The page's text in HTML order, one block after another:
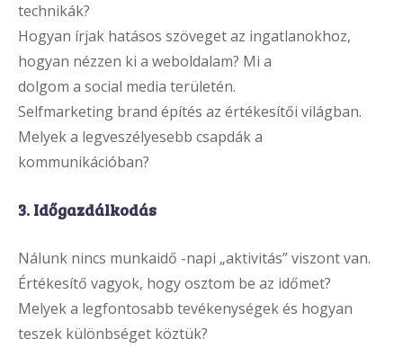
technikák?
Hogyan írjak hatásos szöveget az ingatlanokhoz,
hogyan nézzen ki a weboldalam? Mi a
dolgom a social media területén.
Selfmarketing brand építés az értékesítői világban.
Melyek a legveszélyesebb csapdák a
kommunikációban?
3. Időgazdálkodás
Nálunk nincs munkaidő -napi „aktivitás” viszont van.
Értékesítő vagyok, hogy osztom be az időmet?
Melyek a legfontosabb tevékenységek és hogyan
teszek különbséget köztük?